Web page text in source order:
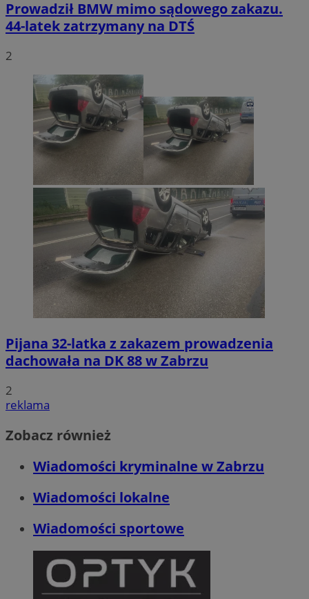
Prowadził BMW mimo sądowego zakazu.
44-latek zatrzymany na DTŚ
2
Pijana 32-latka z zakazem prowadzenia
dachowała na DK 88 w Zabrzu
2
reklama
Zobacz również
Wiadomości kryminalne w Zabrzu
Wiadomości lokalne
Wiadomości sportowe